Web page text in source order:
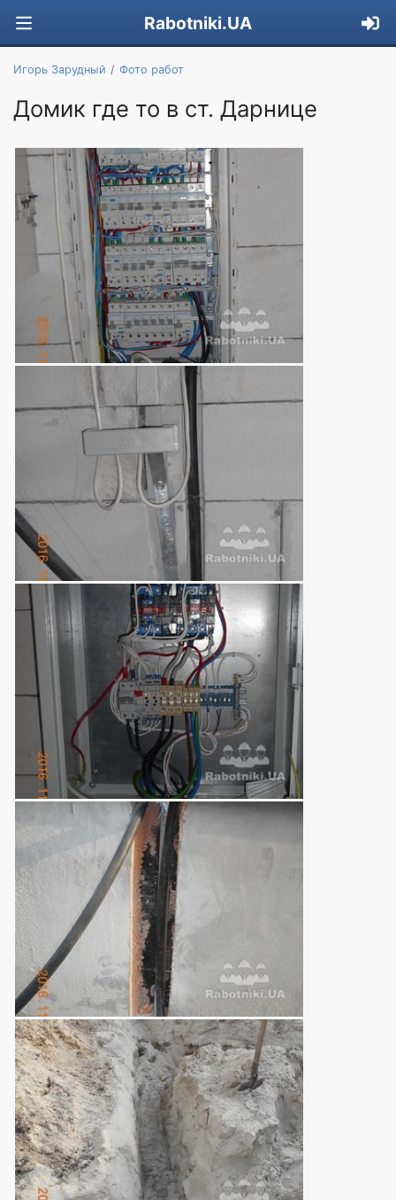
Rabotniki.UA
Игорь Зарудный Фото работ
Домик где то в ст. Дарнице